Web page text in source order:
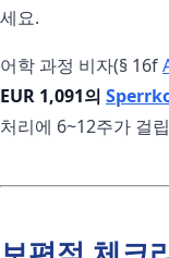
세요.
어학 과정 비자(§ 16f
EUR 1,091의
처리에 6~12주가 걸